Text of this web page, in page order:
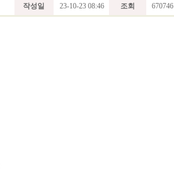
작성일 23-10-23 08:46 조회 670746